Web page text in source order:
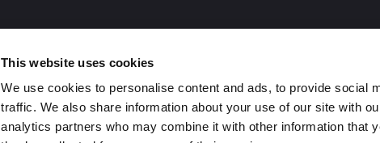
This website uses cookies
We use cookies to personalise content and ads, to provide social
traffic. We also share information about your use of our site with
analytics partners who may combine it with other information that